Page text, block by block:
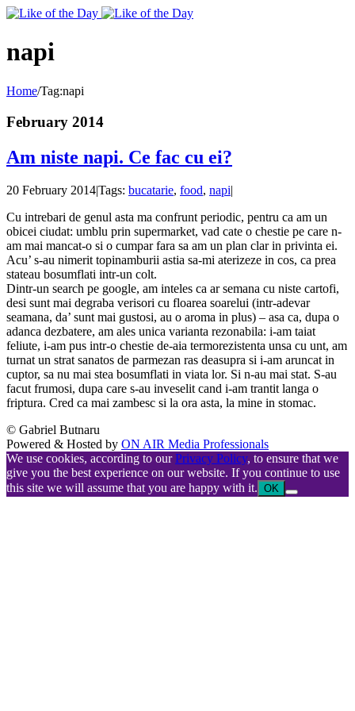
Toggle
napi
Home/Tag:napi
February 2014
Am niste napi. Ce fac cu ei?
20 February 2014|Tags: bucatarie, food, napi|
Cu intrebari de genul asta ma confrunt periodic, pentru ca am un
obicei ciudat: umblu prin supermarket, vad cate o chestie pe care n-
am mai mancat-o si o cumpar fara sa am un plan clar in privinta ei.
Acu’ s-au nimerit topinamburii astia sa-mi aterizeze in cos, ca prea
stateau bosumflati intr-un colt.
Dintr-un search pe google, am inteles ca ar semana cu niste cartofi,
desi sunt mai degraba verisori cu floarea soarelui (intr-adevar
seamana, da’ sunt mai gustosi, au o aroma in plus) – asa ca, dupa o
adanca dezbatere, am ales unica varianta rezonabila: i-am taiat
feliute, i-am pus intr-o chestie de-aia termorezistenta unsa cu unt, am
turnat un strat sanatos de parmezan ras deasupra si i-am aruncat in
cuptor, sa nu mai stea bosumflati in viata lor. Si n-au mai stat. S-au
facut frumosi, dupa care s-au inveselit cand i-am trantit langa o
friptura. Cred ca mai zambesc si la ora asta, la mine in stomac.
© Gabriel Butnaru
Powered & Hosted by ON AIR Media Professionals
We use cookies, according to ourPrivacy Policy, to ensure that we
give you the best experience on our website. If you continue to use
this site we will assume that you are happy with it. OK